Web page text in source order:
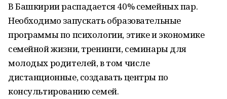
В Башкирии распадается 40% семейных пар.
Необходимо запускать образовательные
программы по психологии, этике и экономике
семейной жизни, тренинги, семинары для
молодых родителей, в том числе
дистанционные, создавать центры по
консультированию семей.